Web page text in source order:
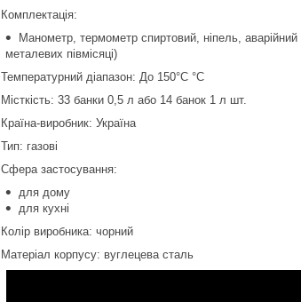
Комплектація:
Манометр, термометр спиртовий, ніпель,
металевих півмісяці)
Температурний діапазон: До 150°С °C
Місткість: 33 банки 0,5 л або 14 банок 1 л шт.
Країна-виробник: Україна
Тип: газові
Сфера застосування:
для дому
для кухні
Колір виробника: чорний
Матеріал корпусу: вуглецева сталь